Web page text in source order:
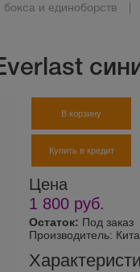
и единоборств
Остаток: Под заказ
Производитель:
Цена
1 800 руб.
В корзину
Купить в кредит